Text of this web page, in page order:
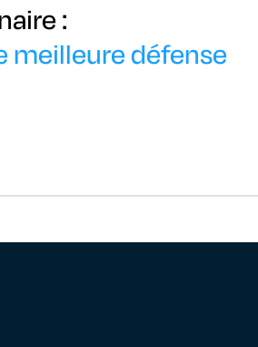
:
meilleure défense